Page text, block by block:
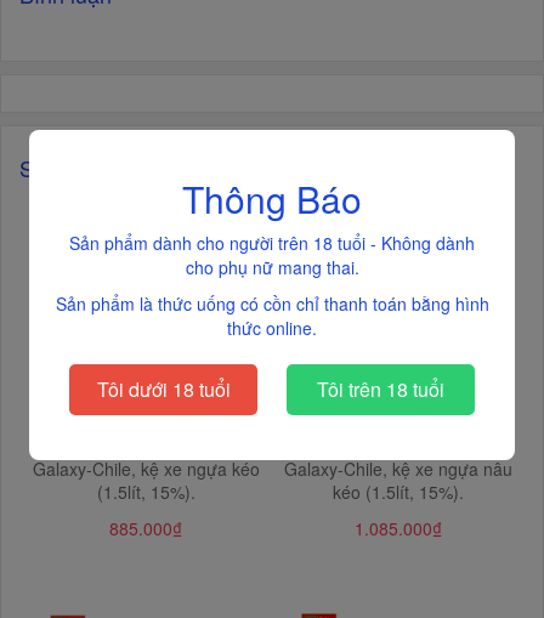
Sản phẩm liên quan
Galaxy-Chile, kệ xe ngựa kéo
(1.5lít, 15%).
885.000₫
Galaxy-Chile, kệ xe ngựa nâu
kéo (1.5lít, 15%).
1.085.000₫
Thông Báo
Sản phẩm dành cho người trên 18 tuổi - Không dành
cho phụ nữ mang thai.
Sản phẩm là thức uống có cồn chỉ thanh toán bằng hình
thức online.
Tôi dưới 18 tuổi Tôi trên 18 tuổi